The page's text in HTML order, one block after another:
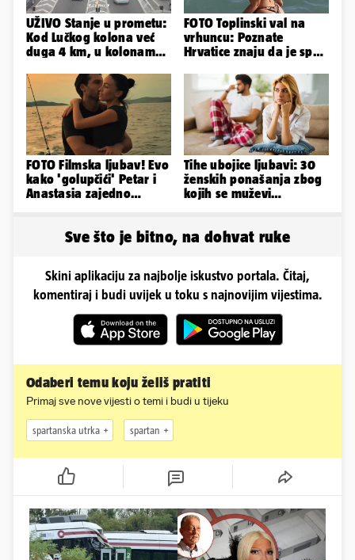
UŽIVO Stanje u prometu:
Kod Lučkog kolona već
duga 4 km, u kolonama
FOTO Toplinski val na
vrhuncu: Poznate
Hrvatice znaju da je spas
FOTO Filmska ljubav! Evo
kako 'golupčići' Petar i
Anastasia zajedno
Tihe ubojice ljubavi: 30
ženskih ponašanja zbog
kojih se muževi
Sve što je bitno, na dohvat ruke
Skini aplikaciju za najbolje iskustvo portala. Čitaj,
komentiraj i budi uvijek u toku s najnovijim vijestima.
Odaberi temu koju želiš pratiti
Primaj sve nove vijesti o temi i budi u tijeku
spartanska utrka spartan